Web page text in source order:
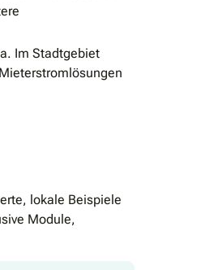
Im Stadtgebiet
lokale Beispiele
Module,